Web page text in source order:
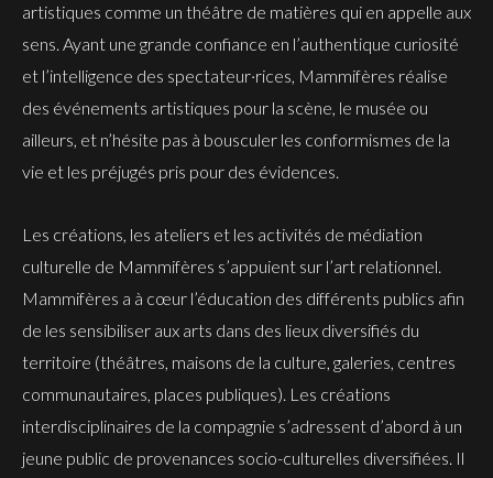
artistiques comme un théâtre de matières qui en appelle aux
sens. Ayant une grande confiance en l’authentique curiosité
et l’intelligence des spectateur·rices, Mammifères réalise
des événements artistiques pour la scène, le musée ou
ailleurs, et n’hésite pas à bousculer les conformismes de la
vie et les préjugés pris pour des évidences.
Les créations, les ateliers et les activités de médiation
culturelle de Mammifères s’appuient sur l’art relationnel.
Mammifères a à cœur l’éducation des différents publics afin
de les sensibiliser aux arts dans des lieux diversifiés du
territoire (théâtres, maisons de la culture, galeries, centres
communautaires, places publiques). Les créations
interdisciplinaires de la compagnie s’adressent d’abord à un
jeune public de provenances socio-culturelles diversifiées. Il